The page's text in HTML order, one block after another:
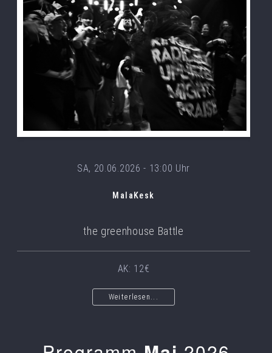
SA, 20.06.2026 - 13:00 Uhr
MalaKesk
the greenhouse Battle
AK: 12€
Weiterlesen...